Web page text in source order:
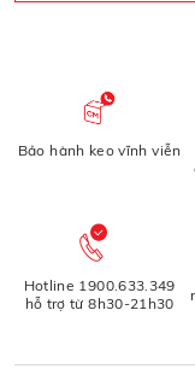
Bảo hành keo vĩnh viễn
Hotline 1900.633.349
hỗ trợ từ 8h30-21h30